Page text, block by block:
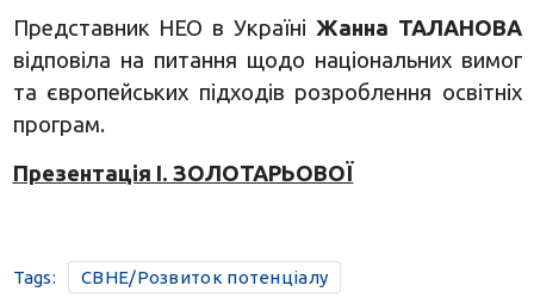
Представник НЕО в Україні Жанна ТАЛАНОВА
відповіла на питання щодо національних вимог
та європейських підходів розроблення освітніх
програм.
Презентація І. ЗОЛОТАРЬОВОЇ
Tags: CBHE/Розвиток потенціалу